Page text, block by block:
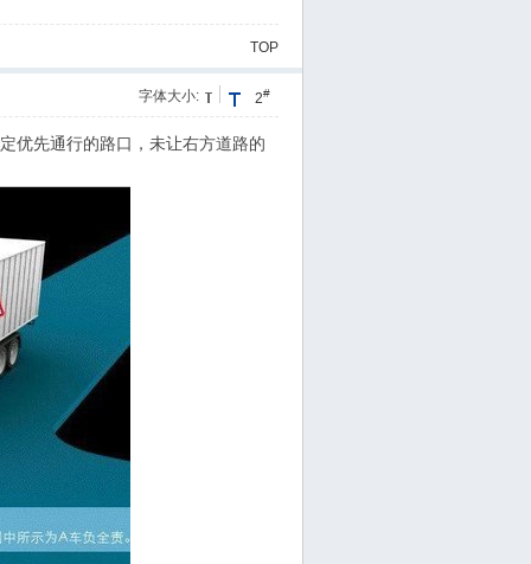
TOP
2#
字体大小:
优先通行的路口，未让右方道路的